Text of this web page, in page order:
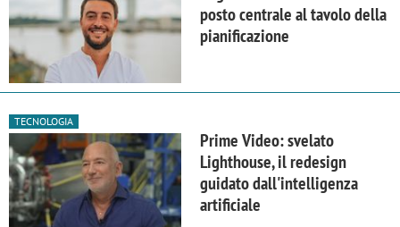
posto centrale al tavolo della
pianificazione
TECNOLOGIA
Prime Video: svelato
Lighthouse, il redesign
guidato dall'intelligenza
artificiale